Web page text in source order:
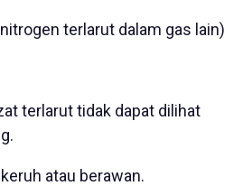
terlarut dalam gas lain)
terlarut tidak dapat dilihat
atau berawan.